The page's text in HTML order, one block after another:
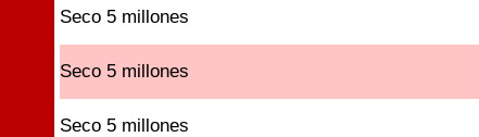
Seco 5 millones
Seco 5 millones
Seco 5 millones